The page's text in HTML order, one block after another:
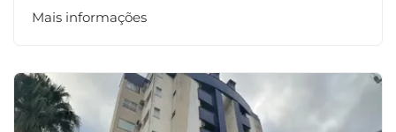
Mais informações